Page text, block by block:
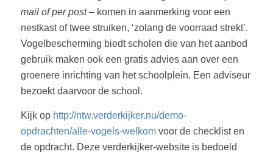
mail of per post – komen in aanmerking voor een
nestkast of twee struiken, ‘zolang de voorraad strekt’.
Vogelbescherming biedt scholen die van het aanbod
gebruik maken ook een gratis advies aan over een
groenere inrichting van het schoolplein. Een adviseur
bezoekt daarvoor de school.
Kijk op http://ntw.verderkijker.nu/demo-
opdrachten/alle-vogels-welkomvoor de checklist en
de opdracht. Deze verderkijker-website is bedoeld